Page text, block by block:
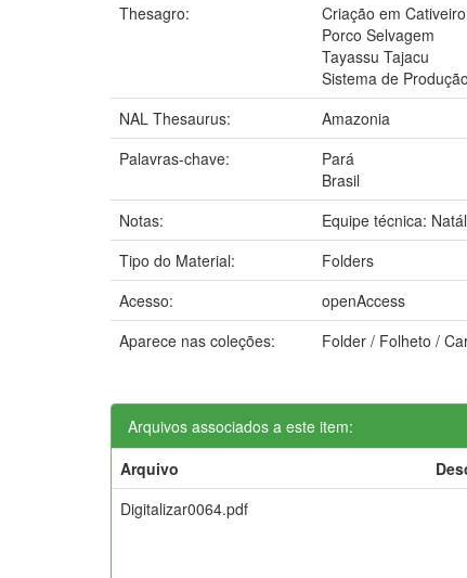
Thesagro:
Criação em Cativeiro
Porco Selvagem
Tayassu Tajacu
Sistema de Produção
NAL Thesaurus:
Amazonia
Palavras-chave:
Pará
Brasil
Notas:
Equipe técnica:
Tipo do Material:
Folders
Acesso:
openAccess
Aparece nas coleções:
Folder / Folheto /
Arquivos associados a este item:
Arquivo
Digitalizar0064.pdf